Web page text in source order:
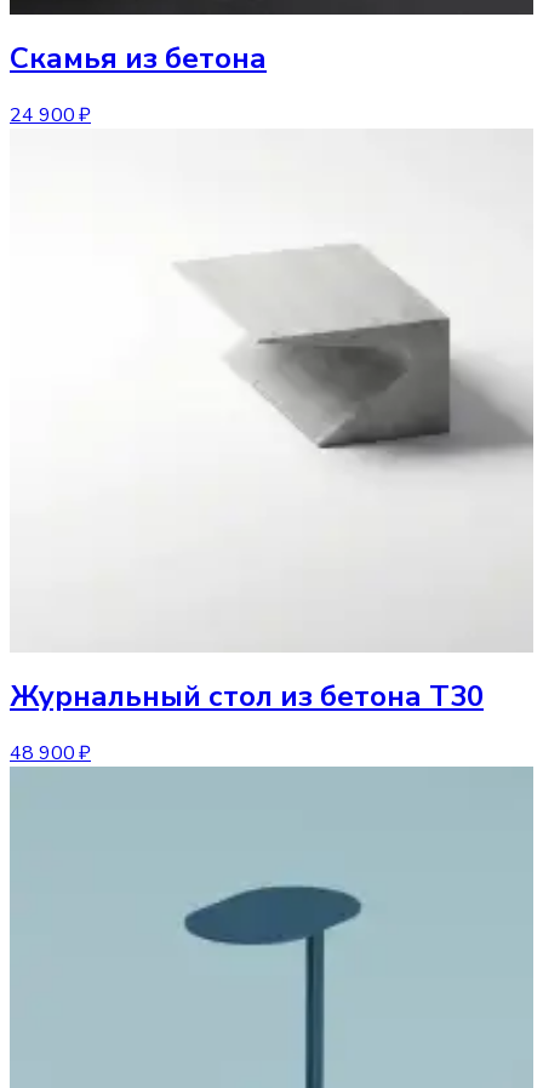
Скамья из бетона
24 900 ₽
Журнальный стол из бетона T30
48 900 ₽